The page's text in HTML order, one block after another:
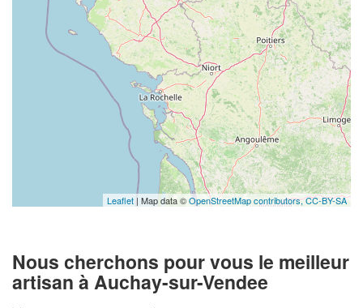
Leaflet | Map data ©OpenStreetMap contributors,CC-BY-SA
Nous cherchons pour vous le meilleur
artisan à Auchay-sur-Vendee